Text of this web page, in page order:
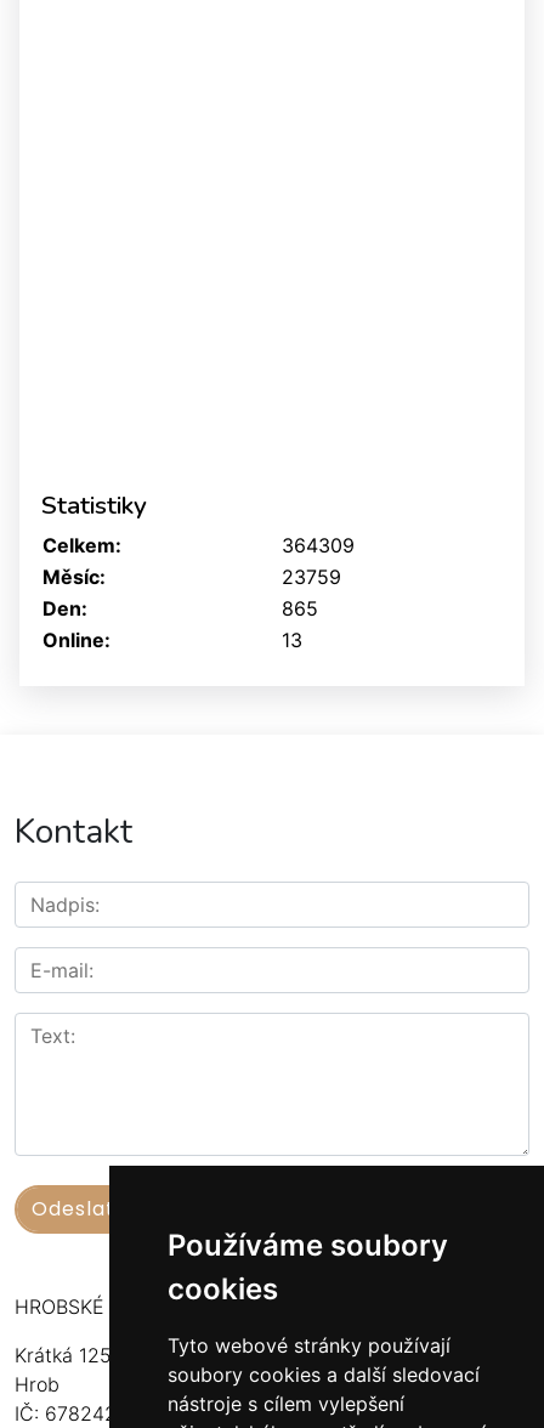
Používáme soubory
cookies
Tyto webové stránky používají
soubory cookies a další sledovací
nástroje s cílem vylepšení
Statistiky
Online: 13
Celkem:
364309
Měsíc:
23759
Den:
865
Kontakt
HROBSKÉ UZENINY
Krátká 125
Hrob
IČ: 67824234